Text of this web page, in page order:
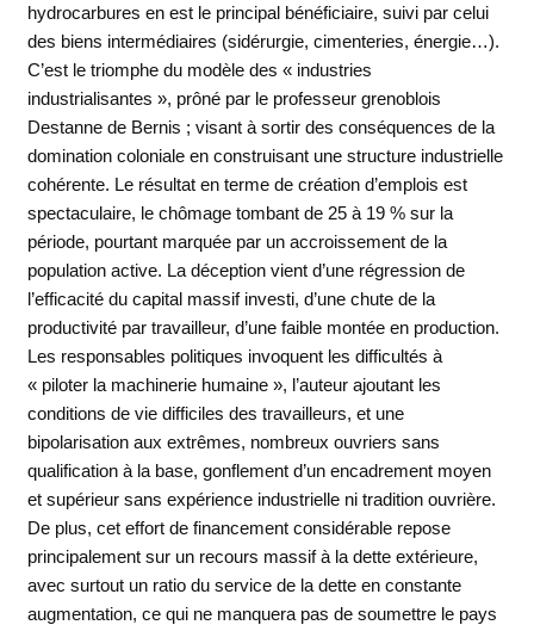
hydrocarbures en est le principal bénéficiaire, suivi par celui
des biens intermédiaires (sidérurgie, cimenteries, énergie…).
C’est le triomphe du modèle des « industries
industrialisantes », prôné par le professeur grenoblois
Destanne de Bernis ; visant à sortir des conséquences de la
domination coloniale en construisant une structure industrielle
cohérente. Le résultat en terme de création d’emplois est
spectaculaire, le chômage tombant de 25 à 19 % sur la
période, pourtant marquée par un accroissement de la
population active. La déception vient d’une régression de
l’efficacité du capital massif investi, d’une chute de la
productivité par travailleur, d’une faible montée en production.
Les responsables politiques invoquent les difficultés à
« piloter la machinerie humaine », l’auteur ajoutant les
conditions de vie difficiles des travailleurs, et une
bipolarisation aux extrêmes, nombreux ouvriers sans
qualification à la base, gonflement d’un encadrement moyen
et supérieur sans expérience industrielle ni tradition ouvrière.
De plus, cet effort de financement considérable repose
principalement sur un recours massif à la dette extérieure,
avec surtout un ratio du service de la dette en constante
augmentation, ce qui ne manquera pas de soumettre le pays